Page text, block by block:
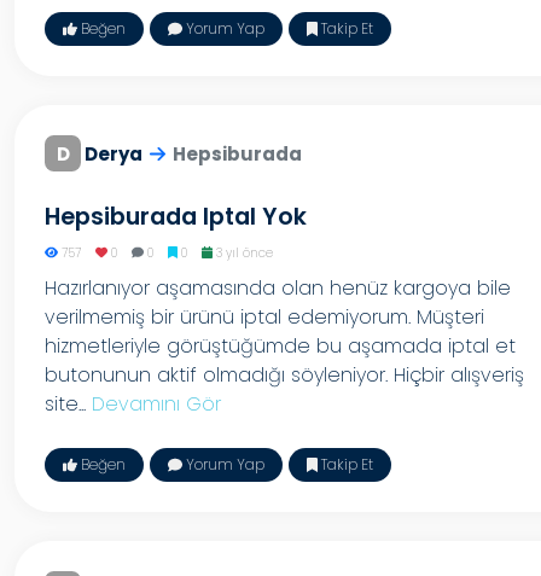
Beğen Yorum Yap Takip Et
D Derya Hepsiburada
Hepsiburada Iptal Yok
757 0 0 0 3 yıl önce
Hazırlanıyor aşamasında olan henüz kargoya bile
verilmemiş bir ürünü iptal edemiyorum. Müşteri
hizmetleriyle görüştüğümde bu aşamada iptal et
butonunun aktif olmadığı söyleniyor. Hiçbir alışveriş
site... Devamını Gör
Beğen Yorum Yap Takip Et